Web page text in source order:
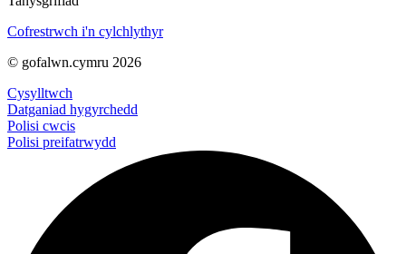
Cofrestrwch i'n cylchlythyr
© gofalwn.cymru 2026
Cysylltwch
Datganiad hygyrchedd
Polisi cwcis
Polisi preifatrwydd